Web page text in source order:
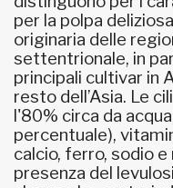
per la polpa
originaria delle
settentrionale, in
principali cultivar in
resto dell’Asia. Le
l'80% circa da
percentuale),
calcio, ferro, sodio e
presenza del